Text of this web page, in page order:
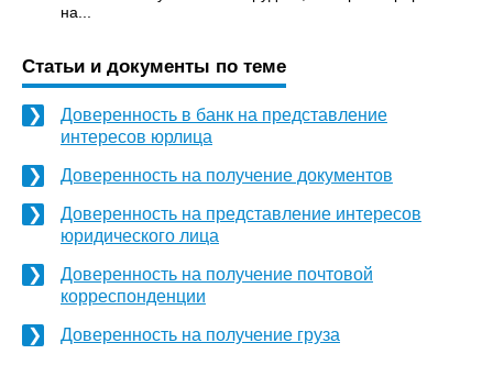
на...
Статьи и документы по теме
Доверенность в банк на представление
интересов юрлица
Доверенность на получение документов
Доверенность на представление интересов
юридического лица
Доверенность на получение почтовой
корреспонденции
Доверенность на получение груза